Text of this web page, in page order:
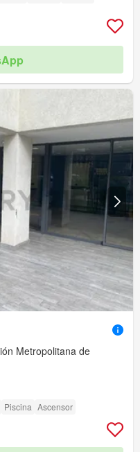
Metropolitana de
Piscina Ascensor